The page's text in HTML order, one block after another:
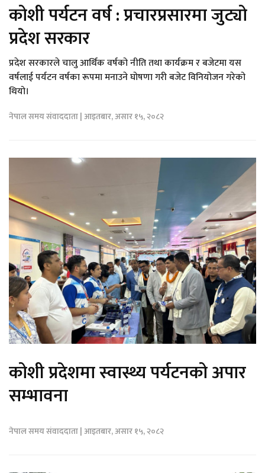
कोशी पर्यटन वर्ष : प्रचारप्रसारमा जुट्यो
प्रदेश सरकार
प्रदेश सरकारले चालु आर्थिक वर्षको नीति तथा कार्यक्रम र बजेटमा यस
वर्षलाई पर्यटन वर्षका रूपमा मनाउने घोषणा गरी बजेट विनियोजन गरेको
थियो।
नेपाल समय संवाददाता | आइतबार, असार १५, २०८२
कोशी प्रदेशमा स्वास्थ्य पर्यटनको अपार
सम्भावना
नेपाल समय संवाददाता | आइतबार, असार १५, २०८२